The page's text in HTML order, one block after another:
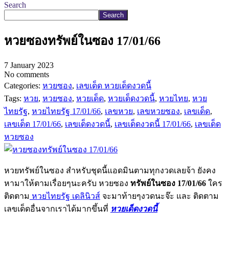
Search
Search
หวยซองทรัพย์ในซอง 17/01/66
7 January 2023
No comments
Categories: หวยซอง, เลขเด็ด หวยเด็ดงวดนี้
Tags: หวย, หวยซอง, หวยเด็ด, หวยเด็ดงวดนี้, หวยไทย, หวย
ไทยรัฐ, หวยไทยรัฐ 17/01/66, เลขหวย, เลขหวยซอง, เลขเด็ด,
เลขเด็ด 17/01/66, เลขเด็ดงวดนี้, เลขเด็ดงวดนี้ 17/01/66, เลขเด็ด
หวยซอง
หวยทรัพย์ในซอง สำหรับชุดนี้แอดมินตามทุกงวดเลยจ้า ยังคง
หามาให้ตามเรื่อยๆนะครับ หวยซอง ทรัพย์ในซอง 17/01/66 ใคร
ติดตาม หวยไทยรัฐ เดลินิวส์ จะมาท้ายๆงวดนะจ๊ะ และ ติดตาม
เลขเด็ดอื่นจากเราได้มากขึ้นที่ หวยเด็ดงวดนี้